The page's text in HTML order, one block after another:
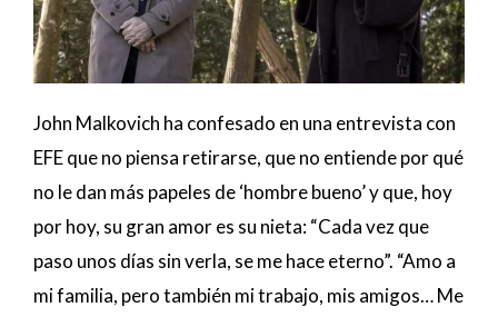
John Malkovich ha confesado en una entrevista con
EFE que no piensa retirarse, que no entiende por qué
no le dan más papeles de ‘hombre bueno’ y que, hoy
por hoy, su gran amor es su nieta: “Cada vez que
paso unos días sin verla, se me hace eterno”. “Amo a
mi familia, pero también mi trabajo, mis amigos… Me